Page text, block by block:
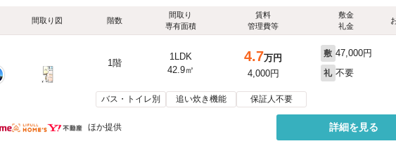
間取り図 階数
間取り
専有面積
賃料
管理費等
敷金
礼金
1階
1LDK
42.9㎡
4.7万円
4,000円
敷 47,000円
礼 不要
バス・トイレ別 追い炊き機能 保証人不要
ほか提供 詳細を見る